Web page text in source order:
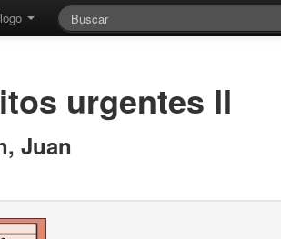
urgentes II
Juan